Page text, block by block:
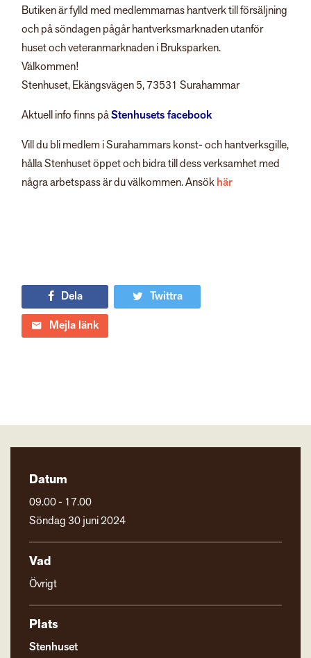
Butiken är fylld med medlemmarnas hantverk till försäljning
och på söndagen pågår hantverksmarknaden utanför
huset och veteranmarknaden i Bruksparken.
Välkommen!
Stenhuset, Ekängsvägen 5, 73531 Surahammar
Aktuell info finns påStenhusets facebook
Vill du bli medlem i Surahammars konst- och hantverksgille,
hålla Stenhuset öppet och bidra till dess verksamhet med
några arbetspass är du välkommen. Ansökhär
Dela
Twittra
Mejla länk
Datum
09.00 - 17.00
Söndag 30 juni 2024
Vad
Övrigt
Plats
Stenhuset